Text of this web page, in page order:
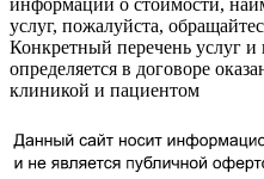
информации о стоимости,
услуг, пожалуйста,
Конкретный перечень услуг и
определяется в договоре
клиникой и пациентом